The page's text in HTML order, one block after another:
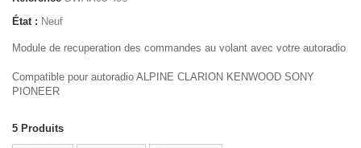
État : Neuf
Module de recuperation des commandes au volant avec votre autoradio
Compatible pour autoradio ALPINE CLARION KENWOOD SONY
PIONEER
5 Produits